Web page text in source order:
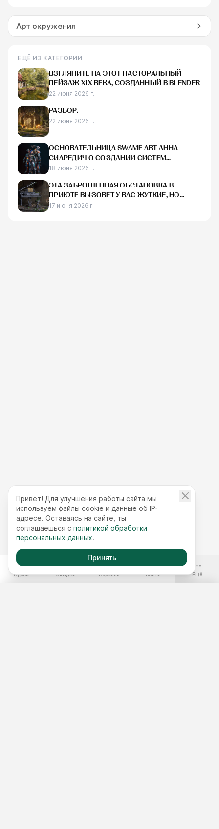
Арт окружения
ЕЩЁ ИЗ КАТЕГОРИИ
ВЗГЛЯНИТЕ НА ЭТОТ ПАСТОРАЛЬНЫЙ
ПЕЙЗАЖ XIX ВЕКА, СОЗДАННЫЙ В BLENDER
22 июня 2026 г.
РАЗБОР.
22 июня 2026 г.
ОСНОВАТЕЛЬНИЦА SWAME ART АННА
СИАРЕДИЧ О СОЗДАНИИ СИСТЕМ
ПРОИЗВОДСТВА AAA-ИГР
18 июня 2026 г.
ЭТА ЗАБРОШЕННАЯ ОБСТАНОВКА В
ПРИЮТЕ ВЫЗОВЕТ У ВАС ЖУТКИЕ, НО
НОСТАЛЬГИЧЕСКИЕ ОЩУЩЕНИЯ
17 июня 2026 г.
Курсы Скидки Корзина Войти Ещё
Привет! Для улучшения работы сайта мы
используем файлы cookie и данные об IP-
адресе. Оставаясь на сайте, ты
соглашаешься с политикой обработки
персональных данных.
Принять